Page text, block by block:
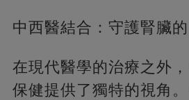
中西醫結合：守護腎臟的
在現代醫學的治療之外
保健提供了獨特的視角